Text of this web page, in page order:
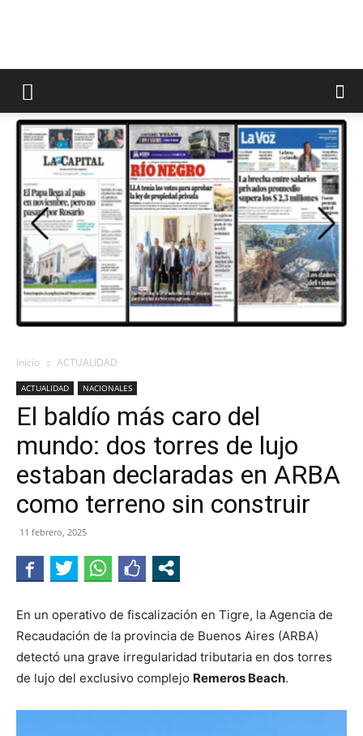
Inicio ACTUALIDAD
ACTUALIDAD NACIONALES
El baldío más caro del
mundo: dos torres de lujo
estaban declaradas en ARBA
como terreno sin construir
11 febrero, 2025
En un operativo de fiscalización en Tigre, la Agencia de
Recaudación de la provincia de Buenos Aires (ARBA)
detectó una grave irregularidad tributaria en dos torres
de lujo del exclusivo complejo Remeros Beach.